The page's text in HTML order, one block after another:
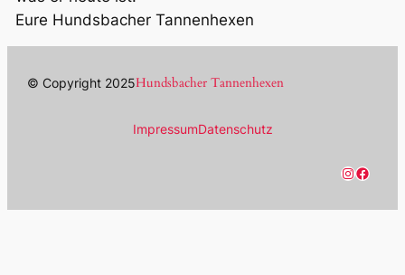
Eure Hundsbacher Tannenhexen
© Copyright 2025Hundsbacher Tannenhexen
ImpressumDatenschutz
InstagramFacebook